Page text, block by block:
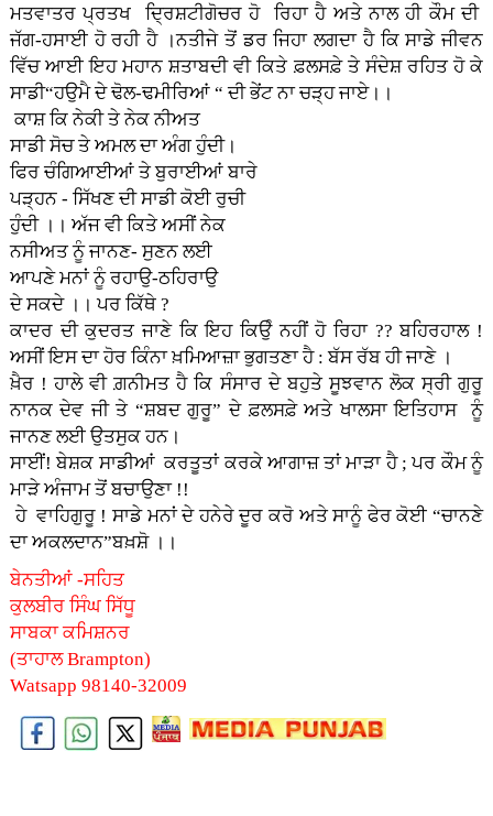
ਮਤਵਾਤਰ ਪ੍ਰਤਖ ਦਿ੍ਰਸ਼ਟੀਗੋਚਰ ਹੋ ਰਿਹਾ ਹੈ ਅਤੇ ਨਾਲ ਹੀ ਕੌਮ ਦੀ
ਜੱਗ-ਹਸਾਈ ਹੋ ਰਹੀ ਹੈ ।ਨਤੀਜੇ ਤੋਂ ਡਰ ਜਿਹਾ ਲਗਦਾ ਹੈ ਕਿ ਸਾਡੇ ਜੀਵਨ
ਵਿੱਚ ਆਈ ਇਹ ਮਹਾਨ ਸ਼ਤਾਬਦੀ ਵੀ ਕਿਤੇ ਫ਼ਲਸਫ਼ੇ ਤੇ ਸੰਦੇਸ਼ ਰਹਿਤ ਹੋ ਕੇ
ਸਾਡੀ“ਹਉਮੈ ਦੇ ਢੋਲ-ਢਮੀਰਿਆਂ “ ਦੀ ਭੇਂਟ ਨਾ ਚੜ੍ਹ ਜਾਏ।।
ਕਾਸ਼ ਕਿ ਨੇਕੀ ਤੇ ਨੇਕ ਨੀਅਤ
ਸਾਡੀ ਸੋਚ ਤੇ ਅਮਲ ਦਾ ਅੰਗ ਹੁੰਦੀ।
ਫਿਰ ਚੰਗਿਆਈਆਂ ਤੇ ਬੁਰਾਈਆਂ ਬਾਰੇ
ਪੜ੍ਹਨ - ਸਿੱਖਣ ਦੀ ਸਾਡੀ ਕੋਈ ਰੁਚੀ
ਹੁੰਦੀ ।। ਅੱਜ ਵੀ ਕਿਤੇ ਅਸੀਂ ਨੇਕ
ਨਸੀਅਤ ਨੂੰ ਜਾਨਣ- ਸੁਣਨ ਲਈ
ਆਪਣੇ ਮਨਾਂ ਨੂੰ ਰਹਾਉ-ਠਹਿਰਾਉ
ਦੇ ਸਕਦੇ ।। ਪਰ ਕਿੱਥੇ ?
ਕਾਦਰ ਦੀ ਕੁਦਰਤ ਜਾਣੇ ਕਿ ਇਹ ਕਿਉੰ ਨਹੀਂ ਹੋ ਰਿਹਾ ?? ਬਹਿਰਹਾਲ !
ਅਸੀਂ ਇਸ ਦਾ ਹੋਰ ਕਿੰਨਾ ਖ਼ਮਿਆਜ਼ਾ ਭੁਗਤਣਾ ਹੈ : ਬੱਸ ਰੱਬ ਹੀ ਜਾਣੇ ।
ਖ਼ੈਰ ! ਹਾਲੇ ਵੀ ਗ਼ਨੀਮਤ ਹੈ ਕਿ ਸੰਸਾਰ ਦੇ ਬਹੁਤੇ ਸੂਝਵਾਨ ਲੋਕ ਸ੍ਰੀ ਗੁਰੂ
ਨਾਨਕ ਦੇਵ ਜੀ ਤੇ “ਸ਼ਬਦ ਗੁਰੂ” ਦੇ ਫ਼ਲਸਫ਼ੇ ਅਤੇ ਖਾਲਸਾ ਇਤਿਹਾਸ ਨੂੰ
ਜਾਨਣਲਈ ਉਤਸੁਕ ਹਨ।
ਸਾਈਂ! ਬੇਸ਼ਕ ਸਾਡੀਆਂ ਕਰਤੂਤਾਂ ਕਰਕੇ ਆਗਾਜ਼ ਤਾਂ ਮਾੜਾ ਹੈ ; ਪਰ ਕੌਮ ਨੂੰ
ਮਾੜੇ ਅੰਜਾਮ ਤੋਂ ਬਚਾਉਣਾ !!
ਹੇ ਵਾਹਿਗੁਰੂ ! ਸਾਡੇ ਮਨਾਂ ਦੇ ਹਨੇਰੇ ਦੂਰ ਕਰੋ ਅਤੇ ਸਾਨੂੰ ਫੇਰ ਕੋਈ “ਚਾਨਣੇ
ਦਾ ਅਕਲਦਾਨ”ਬਖ਼ਸ਼ੋ ।।
ਬੇਨਤੀਆਂ -ਸਹਿਤ
ਕੁਲਬੀਰ ਸਿੰਘ ਸਿੱਧੂ
ਸਾਬਕਾ ਕਮਿਸ਼ਨਰ
(ਤਾਹਾਲ Brampton)
Watsapp 98140-32009